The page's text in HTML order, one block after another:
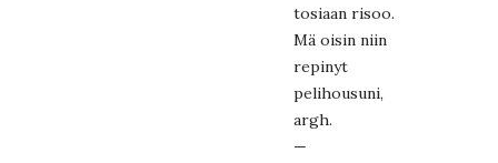
tosiaan risoo.
Mä oisin niin
repinyt
pelihousuni,
argh.
—